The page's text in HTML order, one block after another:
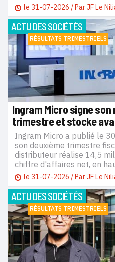
le 31-07-2026 / ParJF Le
ACTU DES SOCIÉTÉS
RÉSULTATS TRIMESTRIELS
Ingram Micro signe
trimestre et stocke
Ingram Micro a publié le
son deuxième trimestre
distributeur réalise 14,5
chiffre d'affaires net, en
le 31-07-2026 / ParJF Le
ACTU DES SOCIÉTÉS
RÉSULTATS TRIMESTRIELS